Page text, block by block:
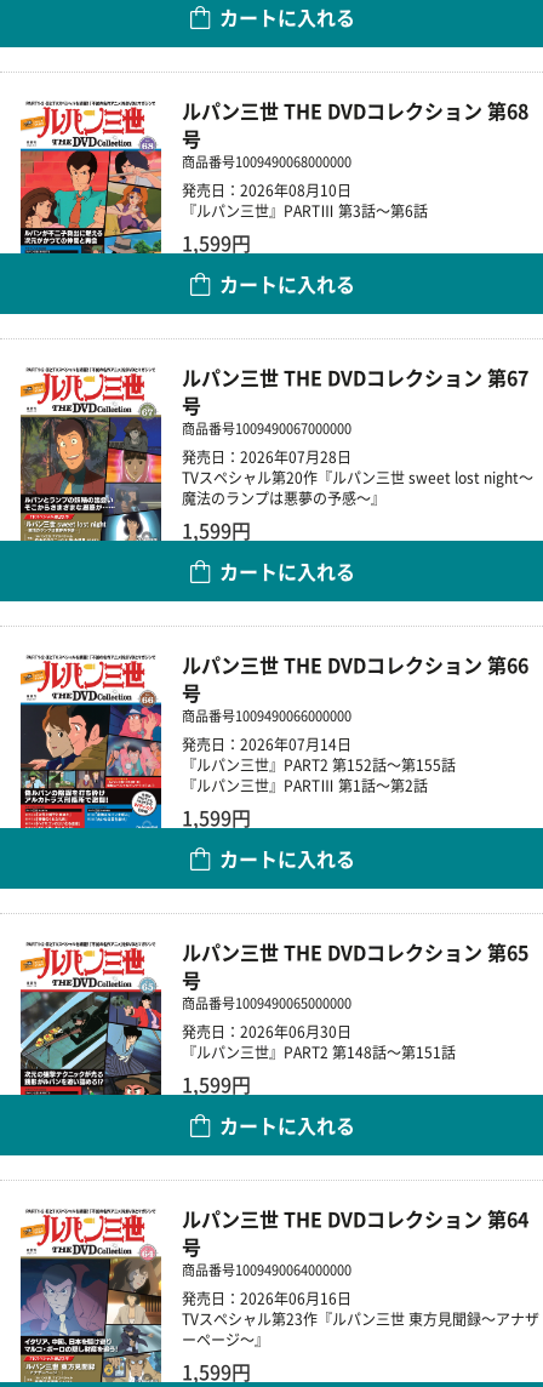
カートに入れる
ルパン三世 THE DVDコレクション 第68
号
商品番号1009490068000000
発売日：2026年08月10日
『ルパン三世』PARTⅢ 第3話～第6話
1,599円
カートに入れる
ルパン三世 THE DVDコレクション 第67
号
商品番号1009490067000000
発売日：2026年07月28日
TVスペシャル第20作『ルパン三世 sweet lost night～
魔法のランプは悪夢の予感～』
1,599円
カートに入れる
ルパン三世 THE DVDコレクション 第66
号
商品番号1009490066000000
発売日：2026年07月14日
『ルパン三世』PART2 第152話～第155話
『ルパン三世』PARTⅢ 第1話～第2話
1,599円
カートに入れる
ルパン三世 THE DVDコレクション 第65
号
商品番号1009490065000000
発売日：2026年06月30日
『ルパン三世』PART2 第148話～第151話
1,599円
カートに入れる
ルパン三世 THE DVDコレクション 第64
号
商品番号1009490064000000
発売日：2026年06月16日
TVスペシャル第23作『ルパン三世 東方見聞録～アナザ
ーページ～』
1,599円